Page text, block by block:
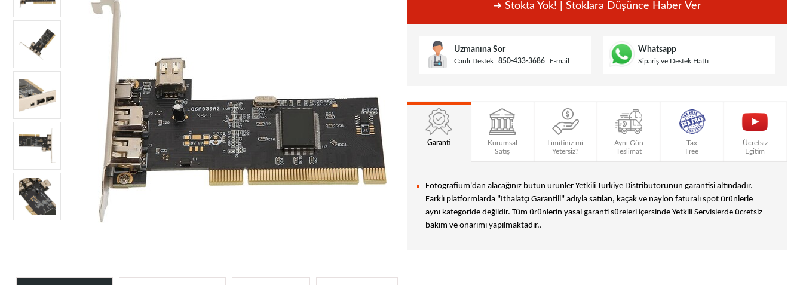
➜ Stokta Yok! | Stoklara Düşünce Haber Ver
Uzmanına Sor
Canlı Destek 850-433-3686 E-mail
Whatsapp
Sipariş ve Destek Hattı
Garanti
Kurumsal
Satış
Limitiniz mi
Yetersiz?
Aynı Gün
Teslimat
Tax
Free
Ücretsiz
Eğitim
Fotografium'dan alacağınız bütün ürünler Yetkili Türkiye Distribütörünün garantisi altındadır.
Farklı platformlarda "Ithalatçı Garantili" adıyla satılan, kaçak ve naylon faturalı spot ürünlerle
aynı kategoride değildir. Tüm ürünlerin yasal garanti süreleri içersinde Yetkili Servislerde ücretsiz
bakım ve onarımı yapılmaktadır..